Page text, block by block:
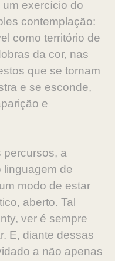
exercício do
contemplação:
como território de
da cor, nas
que se tornam
e se esconde,
e
percursos, a
linguagem de
modo de estar
aberto. Tal
ver é sempre
E, diante dessas
a não apenas